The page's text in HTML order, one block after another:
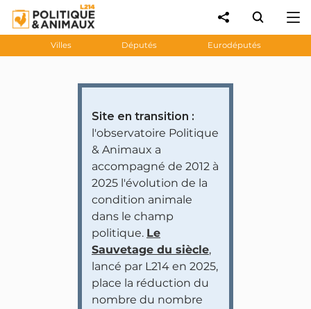
Villes Députés Eurodéputés
Site en transition :
l'observatoire Politique
& Animaux a
accompagné de 2012 à
2025 l'évolution de la
condition animale
dans le champ
politique. Le
Sauvetage du siècle,
lancé par L214 en 2025,
place la réduction du
nombre du nombre